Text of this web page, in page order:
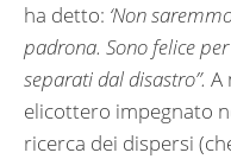
ha detto: ‘Non
padrona. Sono felice
separati dal disastro”. A
elicottero impegnato
ricerca dei dispersi